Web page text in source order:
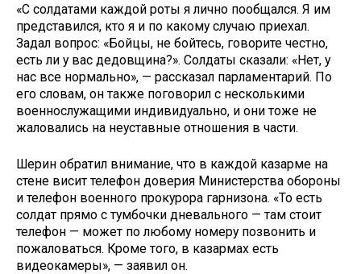
«С солдатами каждой роты я лично пообщался. Я им
представился, кто я и по какому случаю приехал.
Задал вопрос: «Бойцы, не бойтесь, говорите честно,
есть ли у вас дедовщина?». Солдаты сказали: «Нет, у
нас все нормально», — рассказал парламентарий. По
его словам, он также поговорил с несколькими
военнослужащими индивидуально, и они тоже не
жаловались на неуставные отношения в части.
Шерин обратил внимание, что в каждой казарме на
стене висит телефон доверия Министерства обороны
и телефон военного прокурора гарнизона. «То есть
солдат прямо с тумбочки дневального — там стоит
телефон — может по любому номеру позвонить и
пожаловаться. Кроме того, в казармах есть
видеокамеры», — заявил он.